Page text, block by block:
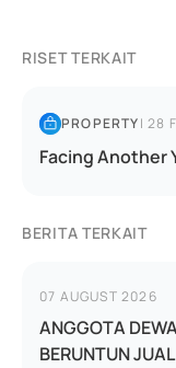
RISET TERKAIT
PROPERTY|28
Facing Another
BERITA TERKAIT
07 AUGUST 2026
ANGGOTA
BERUNTUN